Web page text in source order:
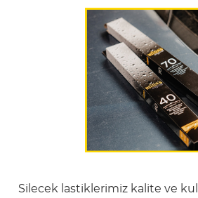
Silecek lastiklerimiz kalite ve